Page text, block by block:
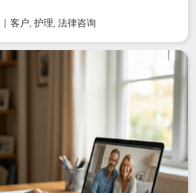
客户, 护理, 法律咨询